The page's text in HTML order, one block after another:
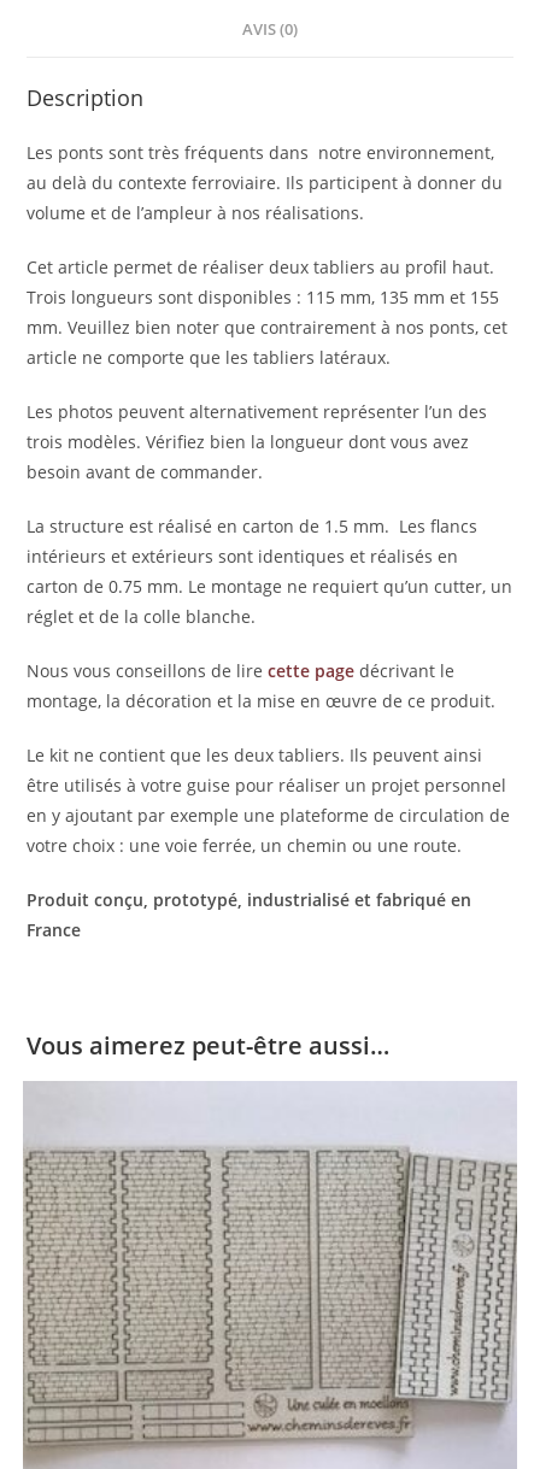
AVIS (0)
Description
Les ponts sont très fréquents dans notre environnement,
au delà du contexte ferroviaire. Ils participent à donner du
volume et de l’ampleur à nos réalisations.
Cet article permet de réaliser deux tabliers au profil haut.
Trois longueurs sont disponibles : 115 mm, 135 mm et 155
mm. Veuillez bien noter que contrairement à nos ponts, cet
article ne comporte que les tabliers latéraux.
Les photos peuvent alternativement représenter l’un des
trois modèles. Vérifiez bien la longueur dont vous avez
besoin avant de commander.
La structure est réalisé en carton de 1.5 mm. Les flancs
intérieurs et extérieurs sont identiques et réalisés en
carton de 0.75 mm. Le montage ne requiert qu’un cutter, un
réglet et de la colle blanche.
Nous vous conseillons de lirecette page décrivant le
montage, la décoration et la mise en œuvre de ce produit.
Le kit ne contient que les deux tabliers. Ils peuvent ainsi
être utilisés à votre guise pour réaliser un projet personnel
en y ajoutant par exemple une plateforme de circulation de
votre choix : une voie ferrée, un chemin ou une route.
Produit conçu, prototypé, industrialisé et fabriqué en
France
Vous aimerez peut-être aussi…